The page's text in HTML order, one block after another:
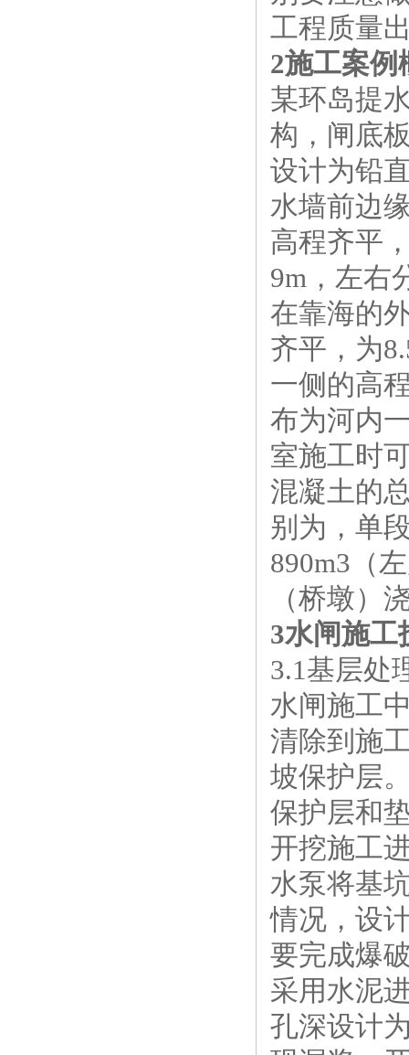
工程质量
2施工案例
某环岛提
构，闸底
设计为铅
水墙前边
高程齐平
9m，左右
在靠海的
齐平，为
一侧的高
布为河内
室施工时
混凝土的
别为，单
890m3（
（桥墩）
3水闸施工
3.1基层处
水闸施工
清除到施
坡保护层
保护层和
开挖施工
水泵将基
情况，设
要完成爆
采用水泥
孔深设计